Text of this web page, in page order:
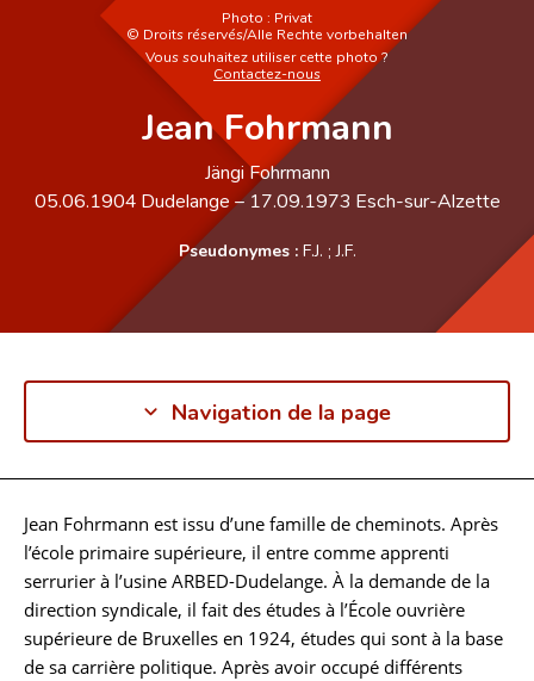
Foire aux questions
Équipe scientifique
Photo : Privat
© Droits réservés/Alle Rechte vorbehalten
Vous souhaitez utiliser cette photo ?
Contactez-nous
Jean Fohrmann
Jängi Fohrmann
05.06.1904 Dudelange –17.09.1973 Esch-sur-Alzette
Pseudonymes : F.J. ;J.F.
Navigation de la page
Biographie
Jean Fohrmann est issu d’une famille de cheminots. Après
l’école primaire supérieure, il entre comme apprenti
serrurier à l’usine ARBED-Dudelange. À la demande de la
direction syndicale, il fait des études à l’École ouvrière
supérieure de Bruxelles en 1924, études qui sont à la base
de sa carrière politique. Après avoir occupé différents